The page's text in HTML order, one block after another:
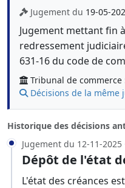
Jugement du 19-05-
Jugement mettant fin
redressement
631-16 du code de
Tribunal de commerce
Décisions de la même
Historique des décisions
Jugement du 12-11-
Dépôt de l'état
L'état des créances